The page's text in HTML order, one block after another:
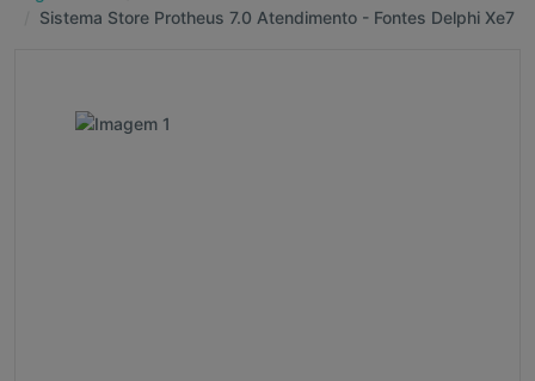
Sistema Store Protheus 7.0 Atendimento - Fontes Delphi Xe7